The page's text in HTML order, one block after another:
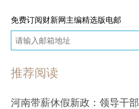
免费订阅财新网主编精选版电邮
推荐阅读
河南带薪休假新政：领导干部